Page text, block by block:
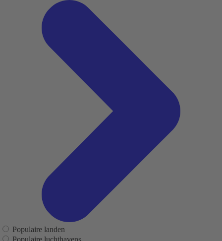
Populaire landen
Populaire luchthavens